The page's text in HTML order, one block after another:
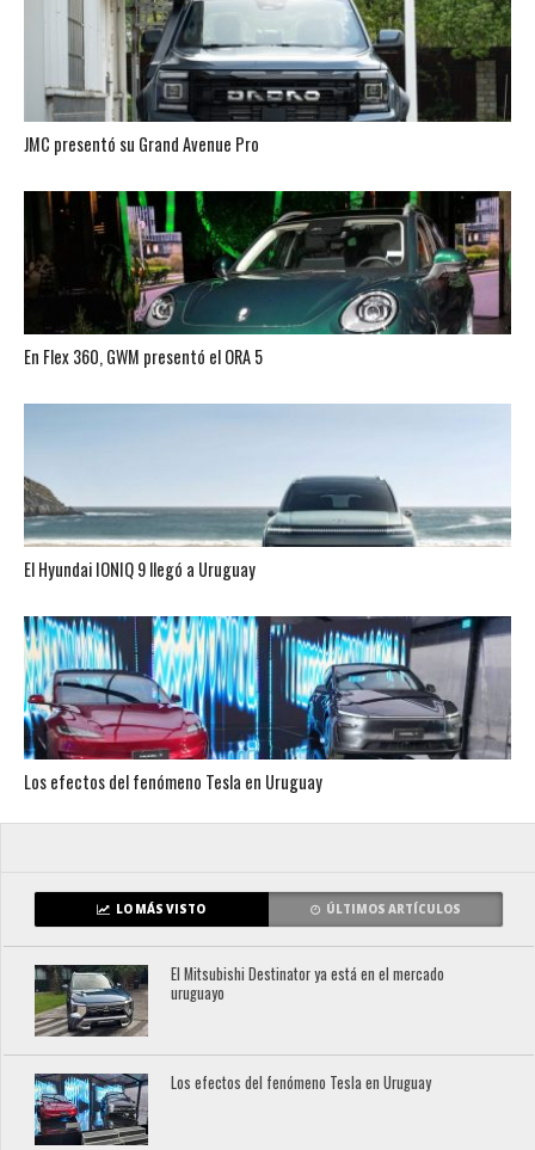
JMC presentó su Grand Avenue Pro
En Flex 360, GWM presentó el ORA 5
El Hyundai IONIQ 9 llegó a Uruguay
Los efectos del fenómeno Tesla en Uruguay
LO MÁS VISTO ÚLTIMOS ARTÍCULOS
El Mitsubishi Destinator ya está en el mercado
uruguayo
Los efectos del fenómeno Tesla en Uruguay